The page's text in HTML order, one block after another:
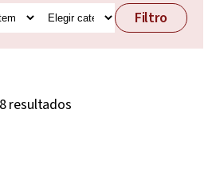
Filtro
resultados